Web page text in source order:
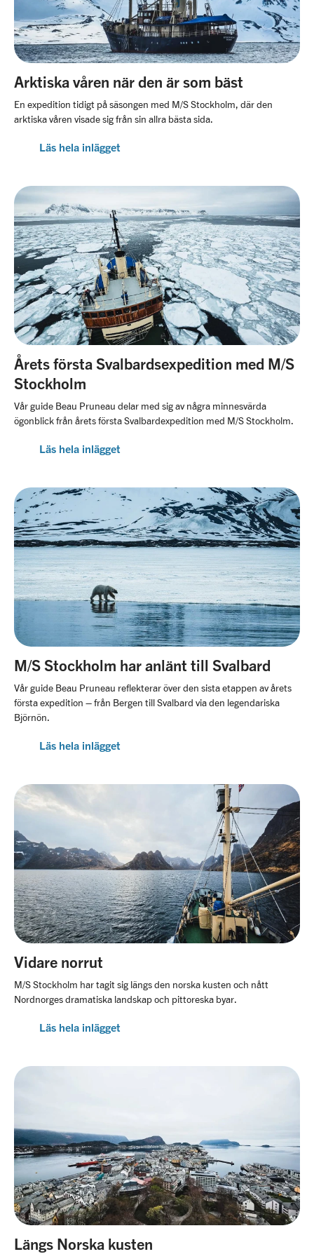
Arktiska våren när den är som bäst
En expedition tidigt på säsongen med M/S Stockholm, där den
arktiska våren visade sig från sin allra bästa sida.
Läs hela inlägget
Årets första Svalbardsexpedition med M/S
Stockholm
Vår guide Beau Pruneau delar med sig av några minnesvärda
ögonblick från årets första Svalbardexpedition med M/S Stockholm.
Läs hela inlägget
M/S Stockholm har anlänt till Svalbard
Vår guide Beau Pruneau reflekterar över den sista etappen av årets
första expedition – från Bergen till Svalbard via den legendariska
Björnön.
Läs hela inlägget
Vidare norrut
M/S Stockholm har tagit sig längs den norska kusten och nått
Nordnorges dramatiska landskap och pittoreska byar.
Läs hela inlägget
Längs Norska kusten